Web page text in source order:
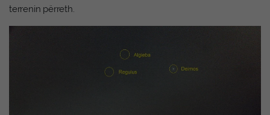
terrenin përreth.